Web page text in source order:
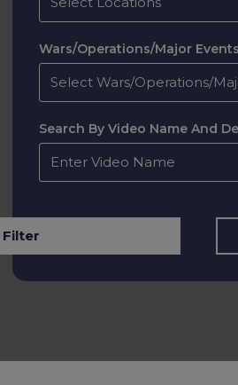
Wars/Operations/Major
Search By Video Name And